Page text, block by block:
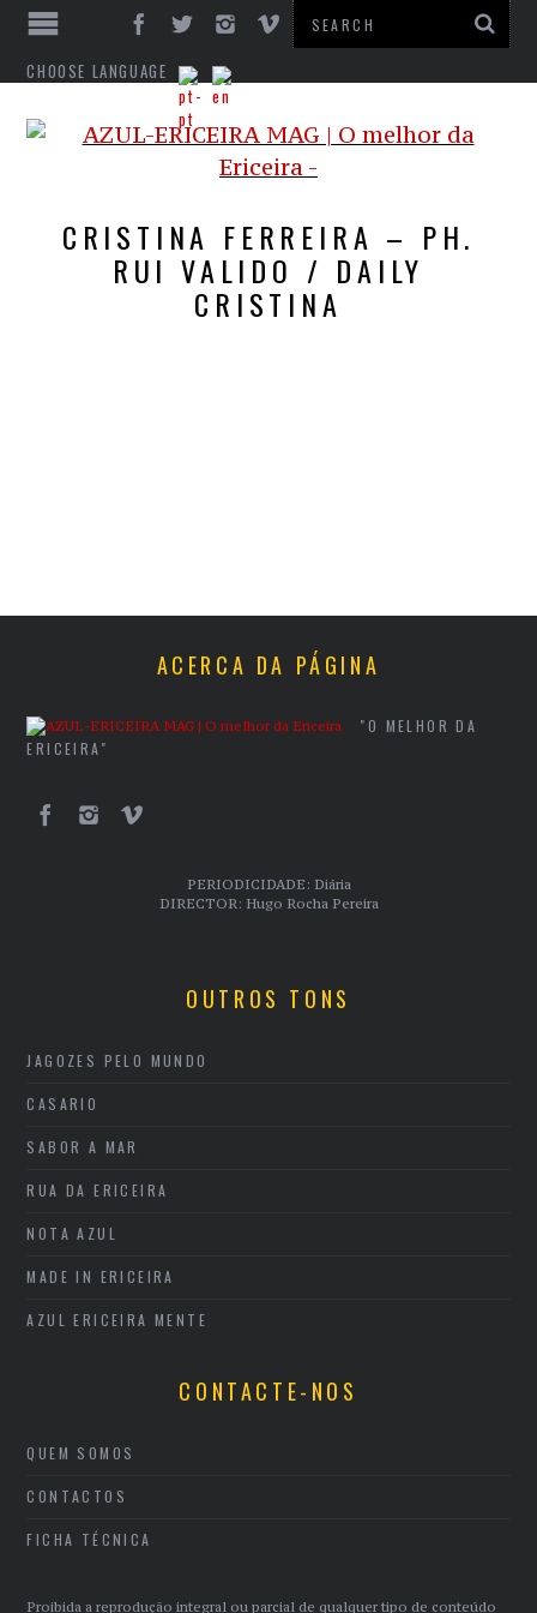
CHOOSE LANGUAGE
CRISTINA FERREIRA – PH.
RUI VALIDO / DAILY
CRISTINA
ACERCA DA PÁGINA
"O MELHOR DA
ERICEIRA"
PERIODICIDADE: Diária
DIRECTOR: Hugo Rocha Pereira
OUTROS TONS
JAGOZES PELO MUNDO
CASARIO
SABOR A MAR
RUA DA ERICEIRA
NOTA AZUL
MADE IN ERICEIRA
AZUL ERICEIRA MENTE
CONTACTE-NOS
QUEM SOMOS
CONTACTOS
FICHA TÉCNICA
Proibida a reprodução integral ou parcial de qualquer tipo de conteúdo